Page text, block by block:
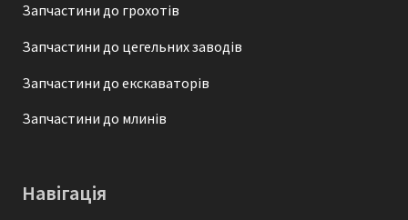
Запчастини до грохотів
Запчастини до цегельних заводів
Запчастини до екскаваторів
Запчастини до млинів
Навігація